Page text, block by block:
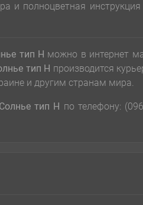
и полноцветная
тип Н можно в интернет
тип Н производится
и другим странам мира.
тип Н по телефону: